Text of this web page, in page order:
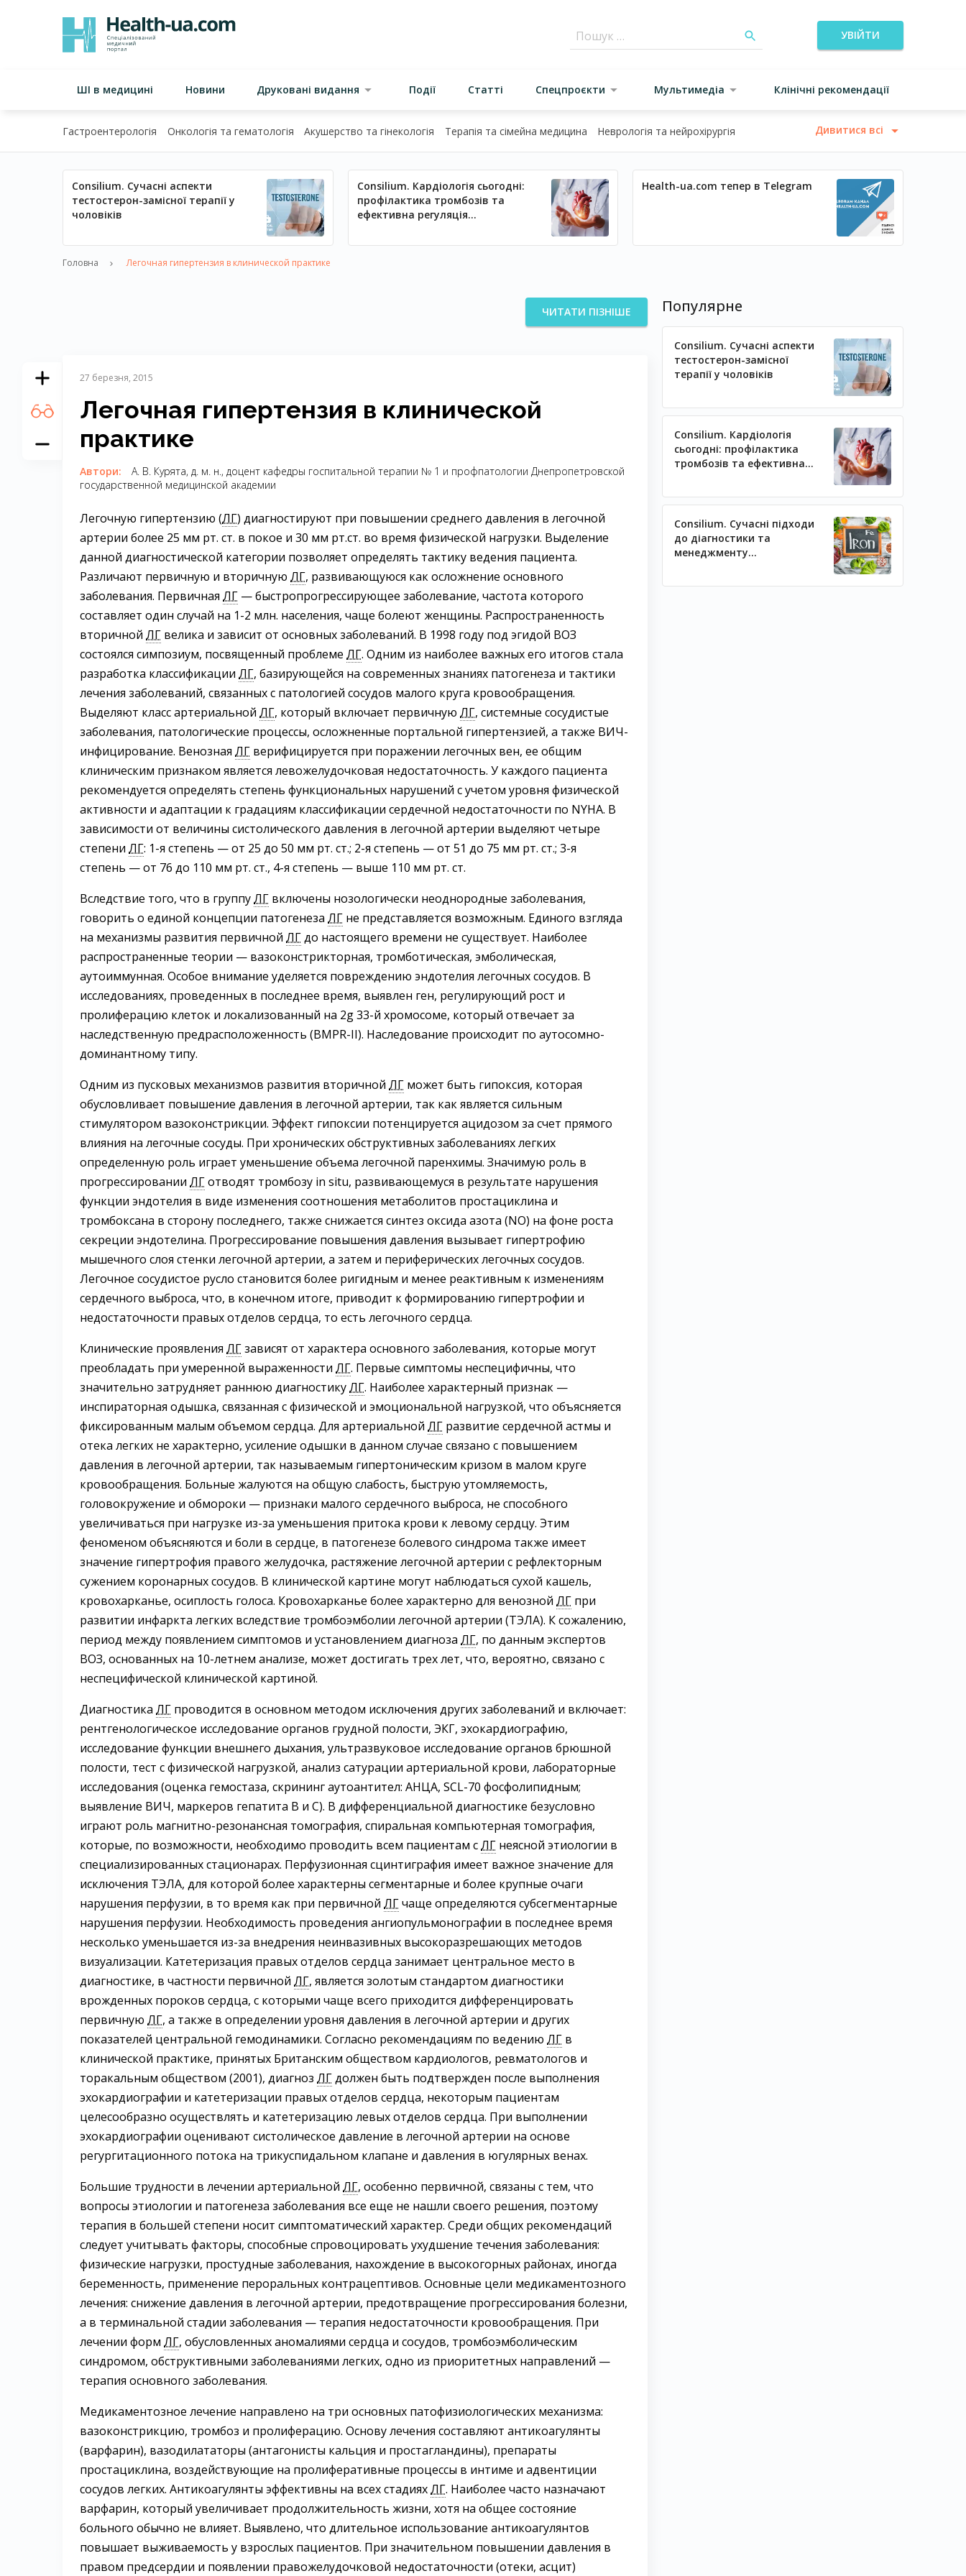
УВІЙТИ
ШІ в медицині Новини Друковані видання Події Статті Спецпроєкти Мультимедіа Клінічні рекомендації
Гастроентерологія Онкологія та гематологія Акушерство та гінекологія Терапія та сімейна медицина Неврологія та нейрохірургія Дивитися всі
Consilium. Сучасні аспекти
тестостерон-замісної терапії у
чоловіків
Consilium. Кардіологія сьогодні:
профілактика тромбозів та
ефективна регуляція
Health-ua.com тепер в Telegram
Головна Легочная гипертензия в клинической практике
ЧИТАТИ ПІЗНІШЕ
27 березня, 2015
Легочная гипертензия в клинической
практике
Автори:
А. В. Курята, д. м. н., доцент кафедры госпитальной терапии № 1 и профпатологии Днепропетровской
государственной медицинской академии
Легочную гипертензию (ЛГ) диагностируют при повышении среднего давления в легочной
артерии более 25 мм рт. ст. в покое и 30 мм рт.ст. во время физической нагрузки. Выделение
данной диагностической категории позволяет определять тактику ведения пациента.
Различают первичную и вторичную ЛГ, развивающуюся как осложнение основного
заболевания. Первичная ЛГ — быстропрогрессирующее заболевание, частота которого
составляет один случай на 1-2 млн. населения, чаще болеют женщины. Распространенность
вторичной ЛГ велика и зависит от основных заболеваний. В 1998 году под эгидой ВОЗ
состоялся симпозиум, посвященный проблеме ЛГ. Одним из наиболее важных его итогов стала
разработка классификации ЛГ, базирующейся на современных знаниях патогенеза и тактики
лечения заболеваний, связанных с патологией сосудов малого круга кровообращения.
Выделяют класс артериальной ЛГ, который включает первичную ЛГ, системные сосудистые
заболевания, патологические процессы, осложненные портальной гипертензией, а также ВИЧ-
инфицирование. Венозная ЛГ верифицируется при поражении легочных вен, ее общим
клиническим признаком является левожелудочковая недостаточность. У каждого пациента
рекомендуется определять степень функциональных нарушений с учетом уровня физической
активности и адаптации к градациям классификации сердечной недостаточности по NYHA. В
зависимости от величины систолического давления в легочной артерии выделяют четыре
степени ЛГ: 1-я степень — от 25 до 50 мм рт. ст.; 2-я степень — от 51 до 75 мм рт. ст.; 3-я
степень — от 76 до 110 мм рт. ст., 4-я степень — выше 110 мм рт. ст.
Вследствие того, что в группуЛГ включены нозологически неоднородные заболевания,
говорить о единой концепции патогенеза ЛГ не представляется возможным. Единого взгляда
на механизмы развития первичной ЛГдо настоящего времени не существует. Наиболее
распространенные теории — вазоконстрикторная, тромботическая, эмболическая,
аутоиммунная. Особое внимание уделяется повреждению эндотелия легочных сосудов. В
исследованиях, проведенных в последнее время, выявлен ген, регулирующий рост и
пролиферацию клеток и локализованный на 2g 33-й хромосоме, который отвечает за
наследственную предрасположенность (BMPR-II). Наследование происходит по аутосомно-
доминантному типу.
Одним из пусковых механизмов развития вторичной ЛГ может быть гипоксия, которая
обусловливает повышение давления в легочной артерии, так как является сильным
стимулятором вазоконстрикции. Эффект гипоксии потенцируется ацидозом за счет прямого
влияния на легочные сосуды. При хронических обструктивных заболеваниях легких
определенную роль играет уменьшение объема легочной паренхимы. Значимую роль в
прогрессировании ЛГотводят тромбозу in situ, развивающемуся в результате нарушения
функции эндотелия в виде изменения соотношения метаболитов простациклина и
тромбоксана в сторону последнего, также снижается синтез оксида азота (NO) на фоне роста
секреции эндотелина. Прогрессирование повышения давления вызывает гипертрофию
мышечного слоя стенки легочной артерии, а затем и периферических легочных сосудов.
Легочное сосудистое русло становится более ригидным и менее реактивным к изменениям
сердечного выброса, что, в конечном итоге, приводит к формированию гипертрофии и
недостаточности правых отделов сердца, то есть легочного сердца.
Клинические проявления ЛГзависят от характера основного заболевания, которые могут
преобладать при умеренной выраженности ЛГ. Первые симптомы неспецифичны, что
значительно затрудняет раннюю диагностикуЛГ. Наиболее характерный признак —
инспираторная одышка, связанная с физической и эмоциональной нагрузкой, что объясняется
фиксированным малым объемом сердца. Для артериальной ЛГ развитие сердечной астмы и
отека легких не характерно, усиление одышки в данном случае связано с повышением
давления в легочной артерии, так называемым гипертоническим кризом в малом круге
кровообращения. Больные жалуются на общую слабость, быструю утомляемость,
головокружение и обмороки — признаки малого сердечного выброса, не способного
увеличиваться при нагрузке из-за уменьшения притока крови к левому сердцу. Этим
феноменом объясняются и боли в сердце, в патогенезе болевого синдрома также имеет
значение гипертрофия правого желудочка, растяжение легочной артерии с рефлекторным
сужением коронарных сосудов. В клинической картине могут наблюдаться сухой кашель,
кровохарканье, осиплость голоса. Кровохарканье более характерно для венозной ЛГ при
развитии инфаркта легких вследствие тромбоэмболии легочной артерии (ТЭЛА). К сожалению,
период между появлением симптомов и установлением диагноза ЛГ, по данным экспертов
ВОЗ, основанных на 10-летнем анализе, может достигать трех лет, что, вероятно, связано с
неспецифической клинической картиной.
Диагностика ЛГ проводится в основном методом исключения других заболеваний и включает:
рентгенологическое исследование органов грудной полости, ЭКГ, эхокардиографию,
исследование функции внешнего дыхания, ультразвуковое исследование органов брюшной
полости, тест с физической нагрузкой, анализ сатурации артериальной крови, лабораторные
исследования (оценка гемостаза, скрининг аутоантител: АНЦА, SCL-70 фосфолипидным;
выявление ВИЧ, маркеров гепатита В и С). В дифференциальной диагностике безусловно
играют роль магнитно-резонансная томография, спиральная компьютерная томография,
которые, по возможности, необходимо проводить всем пациентам сЛГ неясной этиологии в
специализированных стационарах. Перфузионная сцинтиграфия имеет важное значение для
исключения ТЭЛА, для которой более характерны сегментарные и более крупные очаги
нарушения перфузии, в то время как при первичной ЛГчаще определяются субсегментарные
нарушения перфузии. Необходимость проведения ангиопульмонографии в последнее время
несколько уменьшается из-за внедрения неинвазивных высокоразрешающих методов
визуализации. Катетеризация правых отделов сердца занимает центральное место в
диагностике, в частности первичной ЛГ, является золотым стандартом диагностики
врожденных пороков сердца, с которыми чаще всего приходится дифференцировать
первичную ЛГ, а также в определении уровня давления в легочной артерии и других
показателей центральной гемодинамики. Согласно рекомендациям по ведению ЛГ в
клинической практике, принятых Британским обществом кардиологов, ревматологов и
торакальным обществом (2001), диагноз ЛГдолжен быть подтвержден после выполнения
эхокардиографии и катетеризации правых отделов сердца, некоторым пациентам
целесообразно осуществлять и катетеризацию левых отделов сердца. При выполнении
эхокардиографии оценивают систолическое давление в легочной артерии на основе
регургитационного потока на трикуспидальном клапане и давления в югулярных венах.
Большие трудности в лечении артериальной ЛГ, особенно первичной, связаны с тем, что
вопросы этиологии и патогенеза заболевания все еще не нашли своего решения, поэтому
терапия в большей степени носит симптоматический характер. Среди общих рекомендаций
следует учитывать факторы, способные спровоцировать ухудшение течения заболевания:
физические нагрузки, простудные заболевания, нахождение в высокогорных районах, иногда
беременность, применение пероральных контрацептивов. Основные цели медикаментозного
лечения: снижение давления в легочной артерии, предотвращение прогрессирования болезни,
а в терминальной стадии заболевания — терапия недостаточности кровообращения. При
лечении форм ЛГ, обусловленных аномалиями сердца и сосудов, тромбоэмболическим
синдромом, обструктивными заболеваниями легких, одно из приоритетных направлений —
терапия основного заболевания.
Медикаментозное лечение направлено на три основных патофизиологических механизма:
вазоконстрикцию, тромбоз и пролиферацию. Основу лечения составляют антикоагулянты
(варфарин), вазодилататоры (антагонисты кальция и простагландины), препараты
простациклина, воздействующие на пролиферативные процессы в интиме и адвентиции
сосудов легких. Антикоагулянты эффективны на всех стадияхЛГ. Наиболее часто назначают
варфарин, который увеличивает продолжительность жизни, хотя на общее состояние
больного обычно не влияет. Выявлено, что длительное использование антикоагулянтов
повышает выживаемость у взрослых пациентов. При значительном повышении давления в
правом предсердии и появлении правожелудочковой недостаточности (отеки, асцит)
Популярне
Consilium. Сучасні аспекти
тестостерон-замісної
терапії у чоловіків
Consilium. Кардіологія
сьогодні: профілактика
тромбозів та ефективна
Consilium. Сучасні підходи
до діагностики та
менеджменту